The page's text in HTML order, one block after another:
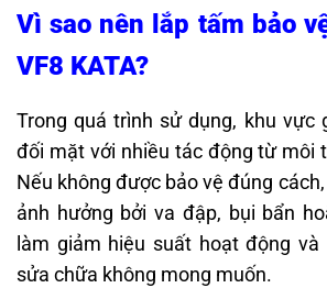
Vì sao nên lắp tấm bảo
VF8 KATA?
Trong quá trình sử dụng, khu vực
đối mặt với nhiều tác động từ môi
Nếu không được bảo vệ đúng
ảnh hưởng bởi va đập, bụi bẩn
làm giảm hiệu suất hoạt động
sửa chữa không mong muốn.